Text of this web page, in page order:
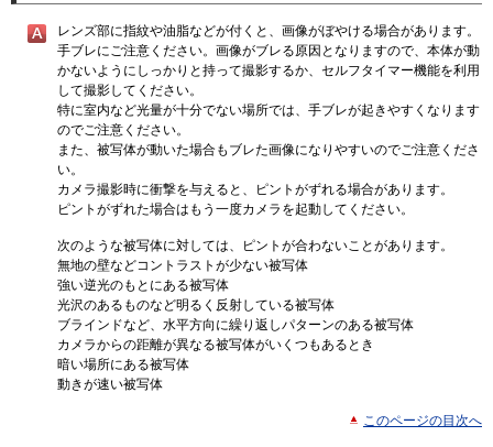
レンズ部に指紋や油脂などが付くと、画像がぼやける場合があります。
手ブレにご注意ください。画像がブレる原因となりますので、本体が動
かないようにしっかりと持って撮影するか、セルフタイマー機能を利用
して撮影してください。
特に室内など光量が十分でない場所では、手ブレが起きやすくなります
のでご注意ください。
また、被写体が動いた場合もブレた画像になりやすいのでご注意くださ
い。
カメラ撮影時に衝撃を与えると、ピントがずれる場合があります。
ピントがずれた場合はもう一度カメラを起動してください。
次のような被写体に対しては、ピントが合わないことがあります。
無地の壁などコントラストが少ない被写体
強い逆光のもとにある被写体
光沢のあるものなど明るく反射している被写体
ブラインドなど、水平方向に繰り返しパターンのある被写体
カメラからの距離が異なる被写体がいくつもあるとき
暗い場所にある被写体
動きが速い被写体
このページの目次へ